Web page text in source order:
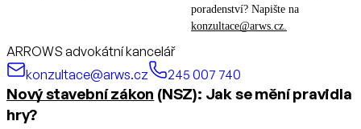
poradenství? Napište na
konzultace@arws.cz.
ARROWS advokátní kancelář
konzultace@arws.cz
245 007 740
Nový stavební zákon (NSZ): Jak se mění pravidla
hry?